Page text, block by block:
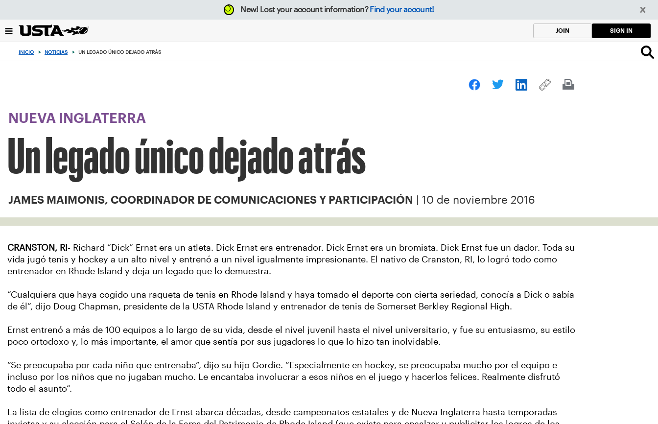
el
botón
New! Lost your account information? Find your account!
JOIN SIGN IN
INICIO > NOTICIAS > UN LEGADO ÚNICO DEJADO ATRÁS
NUEVA INGLATERRA
Un legado único dejado atrás
JAMES MAIMONIS, COORDINADOR DE COMUNICACIONES Y PARTICIPACIÓN | 10 de noviembre 2016
CRANSTON, RI - Richard “Dick” Ernst era un atleta. Dick Ernst era entrenador. Dick Ernst era un bromista. Dick Ernst fue un dador. Toda su
vida jugó tenis y hockey a un alto nivel y entrenó a un nivel igualmente impresionante. El nativo de Cranston, RI, lo logró todo como
entrenador en Rhode Island y deja un legado que lo demuestra.
“Cualquiera que haya cogido una raqueta de tenis en Rhode Island y haya tomado el deporte con cierta seriedad, conocía a Dick o sabía
de él”, dijo Doug Chapman, presidente de la USTA Rhode Island y entrenador de tenis de Somerset Berkley Regional High.
Ernst entrenó a más de 100 equipos a lo largo de su vida, desde el nivel juvenil hasta el nivel universitario, y fue su entusiasmo, su estilo
poco ortodoxo y, lo más importante, el amor que sentía por sus jugadores lo que lo hizo tan inolvidable.
“Se preocupaba por cada niño que entrenaba”, dijo su hijo Gordie. “Especialmente en hockey, se preocupaba mucho por el equipo e
incluso por los niños que no jugaban mucho. Le encantaba involucrar a esos niños en el juego y hacerlos felices. Realmente disfrutó
todo el asunto”.
La lista de elogios como entrenador de Ernst abarca décadas, desde campeonatos estatales y de Nueva Inglaterra hasta temporadas